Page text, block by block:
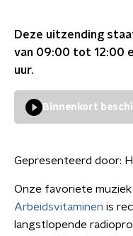
Deze uitzending
van 09:00 tot 12:00
uur.
Binnenkort
Gepresenteerd door:
Onze favoriete
Arbeidsvitaminen is
langstlopende